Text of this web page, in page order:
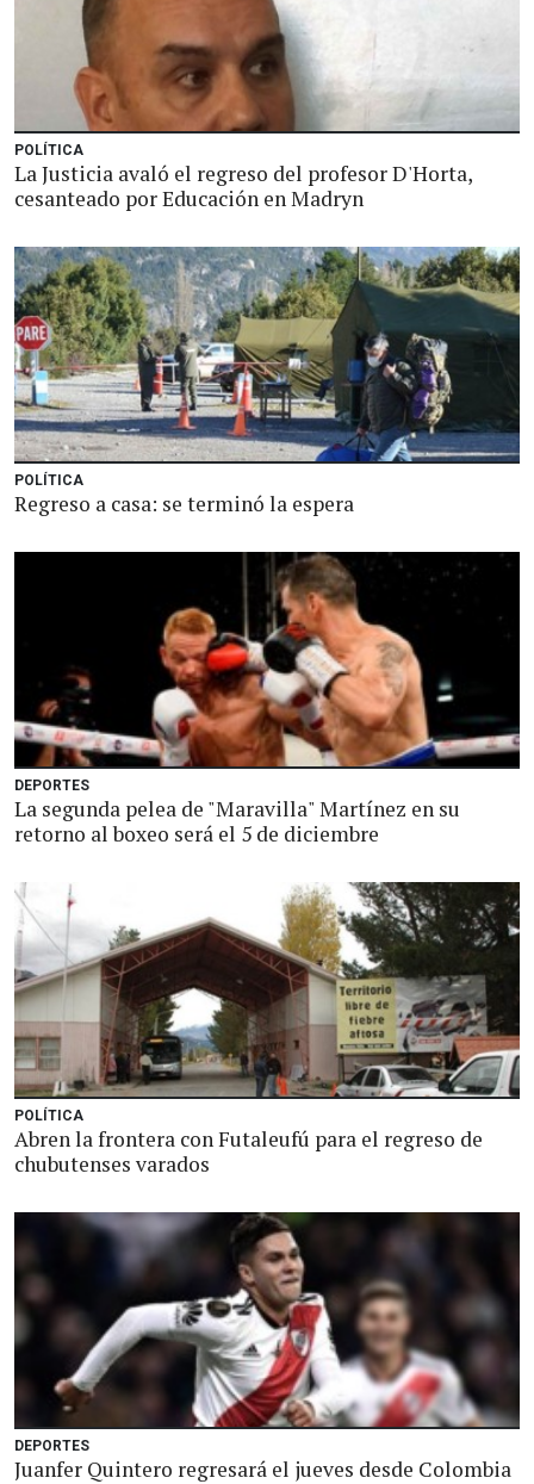
POLÍTICA
La Justicia avaló el regreso del profesor D'Horta,
cesanteado por Educación en Madryn
POLÍTICA
Regreso a casa: se terminó la espera
DEPORTES
La segunda pelea de "Maravilla" Martínez en su
retorno al boxeo será el 5 de diciembre
POLÍTICA
Abren la frontera con Futaleufú para el regreso de
chubutenses varados
DEPORTES
Juanfer Quintero regresará el jueves desde Colombia